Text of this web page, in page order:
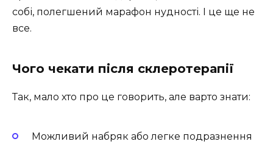
собі, полегшений марафон нудності. І це ще не
все.
Чого чекати після склеротерапії
Так, мало хто про це говорить, але варто знати:
Можливий набряк або легке подразнення